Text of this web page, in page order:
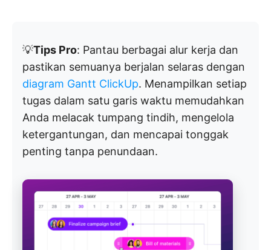
💡Tips Pro: Pantau berbagai alur kerja dan
pastikan semuanya berjalan selaras dengan
diagram Gantt ClickUp. Menampilkan setiap
tugas dalam satu garis waktu memudahkan
Anda melacak tumpang tindih, mengelola
ketergantungan, dan mencapai tonggak
penting tanpa penundaan.